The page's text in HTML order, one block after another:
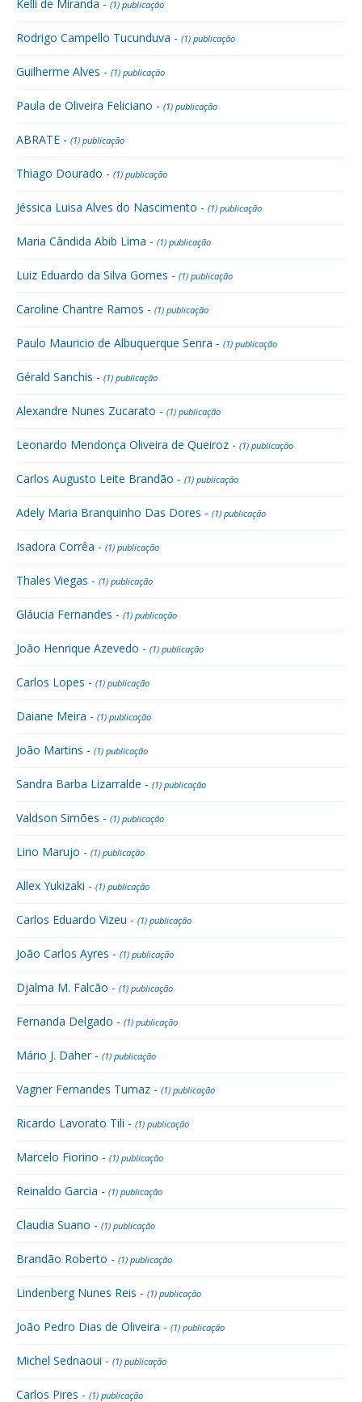
Kelli de Miranda - (1) publicação
Rodrigo Campello Tucunduva - (1) publicação
Guilherme Alves - (1) publicação
Paula de Oliveira Feliciano - (1) publicação
ABRATE - (1) publicação
Thiago Dourado - (1) publicação
Jéssica Luisa Alves do Nascimento - (1) publicação
Maria Cândida Abib Lima - (1) publicação
Luiz Eduardo da Silva Gomes - (1) publicação
Caroline Chantre Ramos - (1) publicação
Paulo Mauricio de Albuquerque Senra - (1) publicação
Gérald Sanchis - (1) publicação
Alexandre Nunes Zucarato - (1) publicação
Leonardo Mendonça Oliveira de Queiroz - (1) publicação
Carlos Augusto Leite Brandão - (1) publicação
Adely Maria Branquinho Das Dores - (1) publicação
Isadora Corrêa - (1) publicação
Thales Viegas - (1) publicação
Gláucia Fernandes - (1) publicação
João Henrique Azevedo - (1) publicação
Carlos Lopes - (1) publicação
Daiane Meira - (1) publicação
João Martins - (1) publicação
Sandra Barba Lizarralde - (1) publicação
Valdson Simões - (1) publicação
Lino Marujo - (1) publicação
Allex Yukizaki - (1) publicação
Carlos Eduardo Vizeu - (1) publicação
João Carlos Ayres - (1) publicação
Djalma M. Falcão - (1) publicação
Fernanda Delgado - (1) publicação
Mário J. Daher - (1) publicação
Vagner Fernandes Tumaz - (1) publicação
Ricardo Lavorato Tili - (1) publicação
Marcelo Fiorino - (1) publicação
Reinaldo Garcia - (1) publicação
Claudia Suano - (1) publicação
Brandão Roberto - (1) publicação
Lindenberg Nunes Reis - (1) publicação
João Pedro Dias de Oliveira - (1) publicação
Michel Sednaoui - (1) publicação
Carlos Pires - (1) publicação